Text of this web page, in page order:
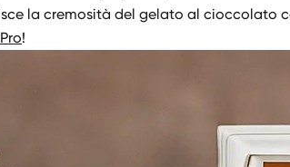
la cremosità del gelato al cioccolato
!